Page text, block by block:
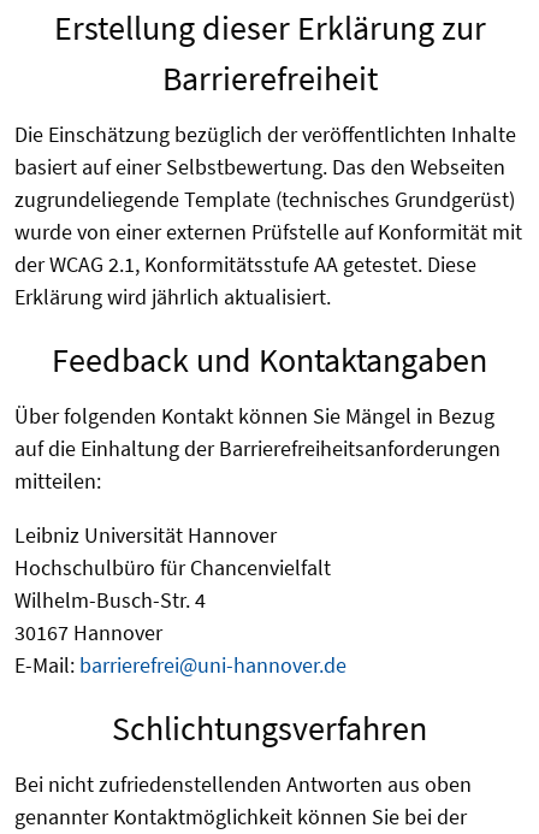
Erstellung dieser Erklärung zur
Barrierefreiheit
Die Einschätzung bezüglich der veröffentlichten Inhalte
basiert auf einer Selbstbewertung. Das den Webseiten
zugrundeliegende Template (technisches Grundgerüst)
wurde von einer externen Prüfstelle auf Konformität mit
der WCAG 2.1, Konformitätsstufe AA getestet. Diese
Erklärung wird jährlich aktualisiert.
Feedback und Kontaktangaben
Über folgenden Kontakt können Sie Mängel in Bezug
auf die Einhaltung der Barrierefreiheitsanforderungen
mitteilen:
Leibniz Universität Hannover
Hochschulbüro für Chancenvielfalt
Wilhelm-Busch-Str. 4
30167 Hannover
E-Mail: barrierefrei@uni-hannover.de
Schlichtungsverfahren
Bei nicht zufriedenstellenden Antworten aus oben
genannter Kontaktmöglichkeit können Sie bei der